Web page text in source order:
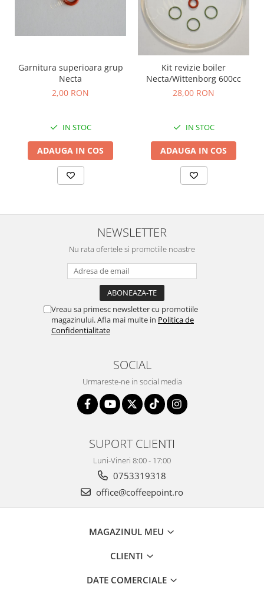
Garnitura superioara grup
Necta
2,00 RON
IN STOC
ADAUGA IN COS
Kit revizie boiler
Necta/Wittenborg 600cc
28,00 RON
IN STOC
ADAUGA IN COS
NEWSLETTER
Nu rata ofertele si promotiile noastre
Vreau sa primesc newsletter cu promotiile
magazinului. Afla mai multe in Politica de
Confidentialitate
SOCIAL
Urmareste-ne in social media
SUPORT CLIENTI
Luni-Vineri 8:00 - 17:00
0753319318
office@coffeepoint.ro
MAGAZINUL MEU
CLIENTI
DATE COMERCIALE